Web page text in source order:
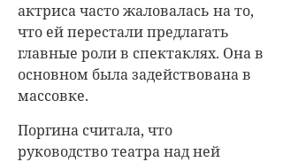
актриса часто жаловалась на то,
что ей перестали предлагать
главные роли в спектаклях. Она в
основном была задействована в
массовке.
Поргина считала, что
руководство театра над ней